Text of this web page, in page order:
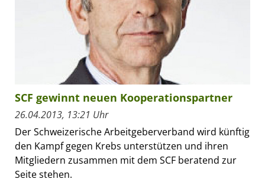
SCF gewinnt neuen Kooperationspartner
26.04.2013, 13:21 Uhr
Der Schweizerische Arbeitgeberverband wird künftig
den Kampf gegen Krebs unterstützen und ihren
Mitgliedern zusammen mit dem SCF beratend zur
Seite stehen.